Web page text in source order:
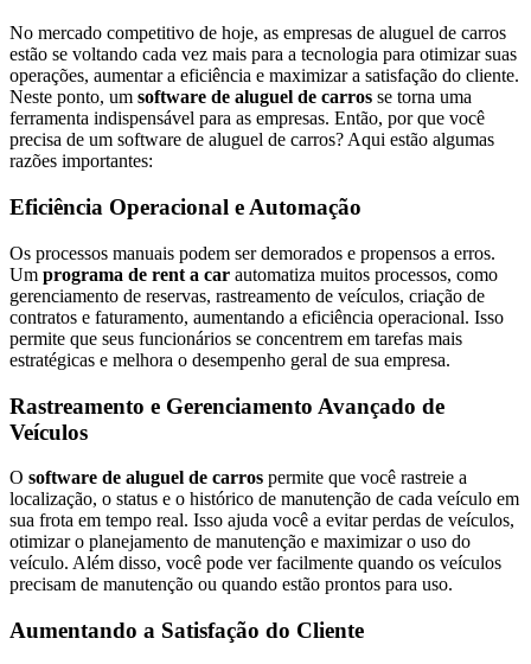
No mercado competitivo de hoje, as empresas de aluguel de carros
estão se voltando cada vez mais para a tecnologia para otimizar suas
operações, aumentar a eficiência e maximizar a satisfação do cliente.
Neste ponto, um software de aluguel de carros se torna uma
ferramenta indispensável para as empresas. Então, por que você
precisa de um software de aluguel de carros? Aqui estão algumas
razões importantes:
Eficiência Operacional e Automação
Os processos manuais podem ser demorados e propensos a erros.
Um programa de rent a car automatiza muitos processos, como
gerenciamento de reservas, rastreamento de veículos, criação de
contratos e faturamento, aumentando a eficiência operacional. Isso
permite que seus funcionários se concentrem em tarefas mais
estratégicas e melhora o desempenho geral de sua empresa.
Rastreamento e Gerenciamento Avançado de
Veículos
O software de aluguel de carros permite que você rastreie a
localização, o status e o histórico de manutenção de cada veículo em
sua frota em tempo real. Isso ajuda você a evitar perdas de veículos,
otimizar o planejamento de manutenção e maximizar o uso do
veículo. Além disso, você pode ver facilmente quando os veículos
precisam de manutenção ou quando estão prontos para uso.
Aumentando a Satisfação do Cliente